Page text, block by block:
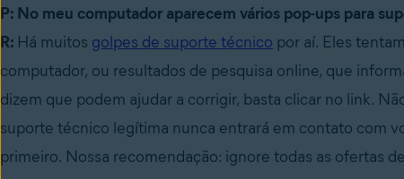
P: No meu computador aparecem vários pop-ups para
R: Há muitos golpes de suporte técnico por aí. Eles
computador, ou resultados de pesquisa online, que
dizem que podem ajudar a corrigir, basta clicar no link.
suporte técnico legítima nunca entrará em contato com
primeiro. Nossa recomendação: ignore todas as ofertas